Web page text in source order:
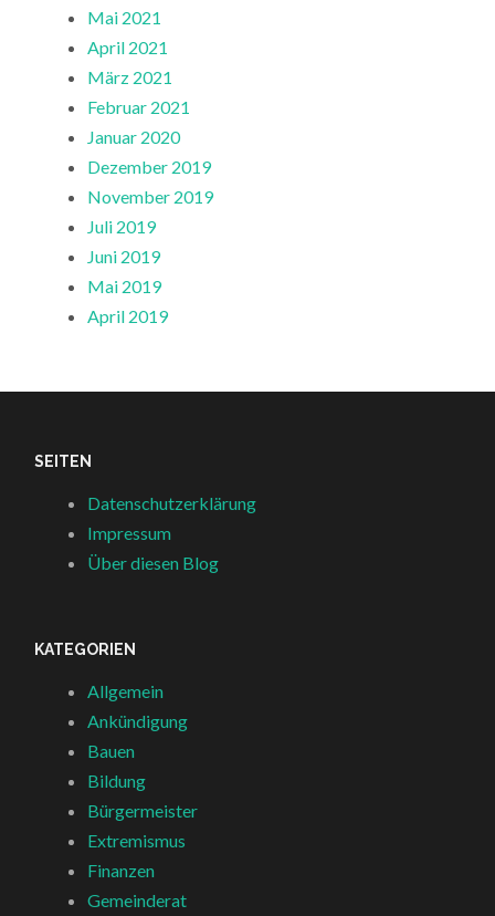
Mai 2021
April 2021
März 2021
Februar 2021
Januar 2020
Dezember 2019
November 2019
Juli 2019
Juni 2019
Mai 2019
April 2019
SEITEN
Datenschutzerklärung
Impressum
Über diesen Blog
KATEGORIEN
Allgemein
Ankündigung
Bauen
Bildung
Bürgermeister
Extremismus
Finanzen
Gemeinderat